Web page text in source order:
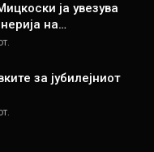
ја увезува
на…
за јубилејниот